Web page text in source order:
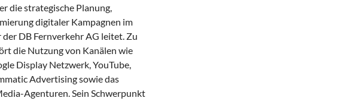
die strategische Planung,
digitaler Kampagnen im
DB Fernverkehr AG leitet. Zu
die Nutzung von Kanälen wie
Display Netzwerk, YouTube,
Advertising sowie das
Agenturen. Sein Schwerpunkt